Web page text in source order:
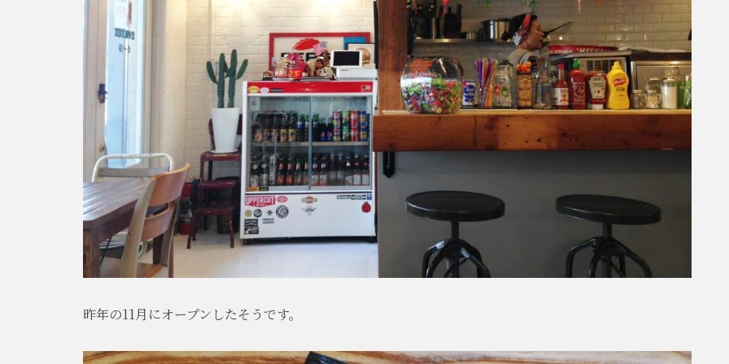
昨年の11月にオープンしたそうです。